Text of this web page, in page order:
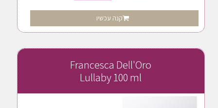
קנה עכשיו
Francesca Dell'Oro
Lullaby 100 ml